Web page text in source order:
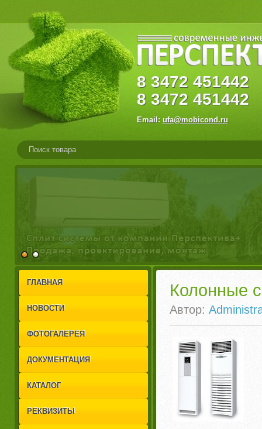
8 3472
8 3472 451442
Email: ufa@mobicond.ru
1
2
ГЛАВНАЯ
НОВОСТИ
ФОТОГАЛЕРЕЯ
ДОКУМЕНТАЦИЯ
КАТАЛОГ
РЕКВИЗИТЫ
Колонные
Автор: